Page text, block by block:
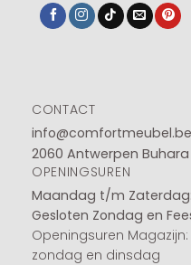
CONTACT
info@comfortmeubel.be
2060 Antwerpen Buhara
OPENINGSUREN
Maandag t/m Zaterdag:
Gesloten Zondag en
Openingsuren
zondag en dinsdag